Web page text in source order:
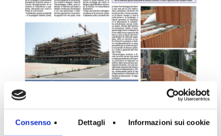
Consenso Dettagli Informazioni sui cookie